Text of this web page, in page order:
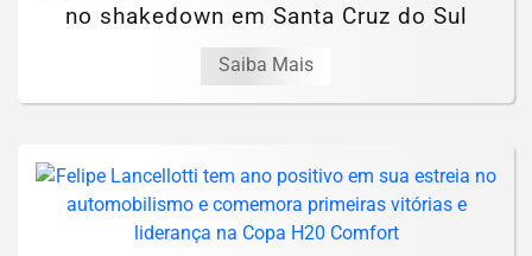
no shakedown em Santa Cruz do Sul
Saiba Mais